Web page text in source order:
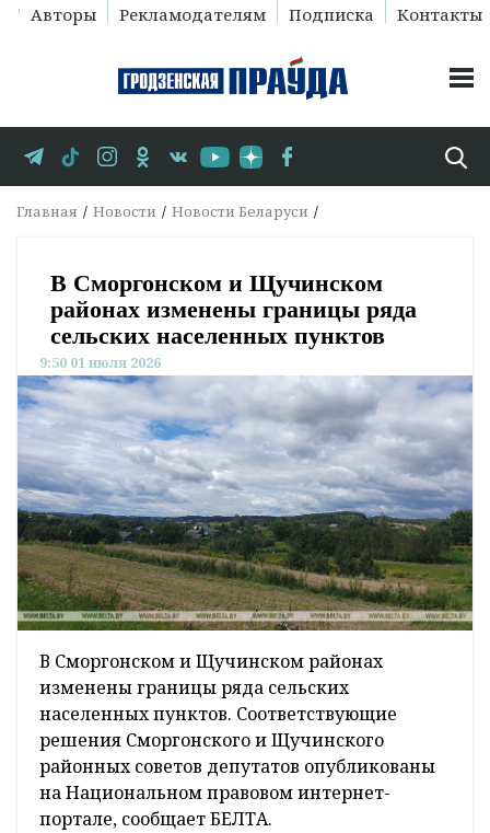
Авторы Рекламодателям Подписка Контакты
Главная Новости Новости Беларуси
В Сморгонском и Щучинском
районах изменены границы ряда
сельских населенных пунктов
9:50 01 июля 2026
В Сморгонском и Щучинском районах
изменены границы ряда сельских
населенных пунктов. Соответствующие
решения Сморгонского и Щучинского
районных советов депутатов опубликованы
на Национальном правовом интернет-
портале, сообщает БЕЛТА.